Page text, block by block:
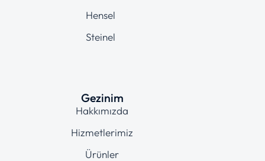
Hensel
Steinel
Gezinim
Hakkımızda
Hizmetlerimiz
Ürünler